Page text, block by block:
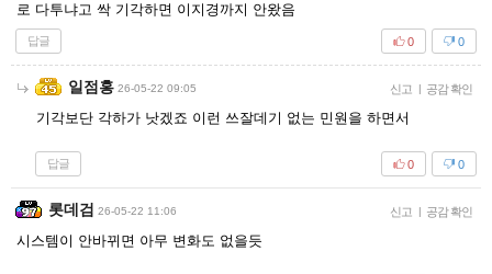
로 다투냐고 싹 기각하면 이지경까지 안왔음
답글 0
0
일점홍 26-05-22 09:05 신고 | 공감 확인
기각보단 각하가 낫겠죠 이런 쓰잘데기 없는 민원을 하면서
답글 0
0
롯데검 26-05-22 11:06 신고 | 공감 확인
시스템이 안바뀌면 아무 변화도 없을듯